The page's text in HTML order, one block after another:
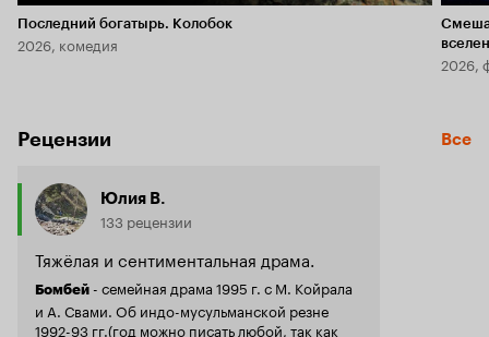
Последний богатырь. Колобок
2026, комедия
2026,
Рецензии Все
Юлия В.
133 рецензии
Тяжёлая и сентиментальная драма.
Бомбей - семейная драма 1995 г. с М. Койрала
и А. Свами. Об индо-мусульманской резне
1992-93 гг.(год можно писать любой, так как